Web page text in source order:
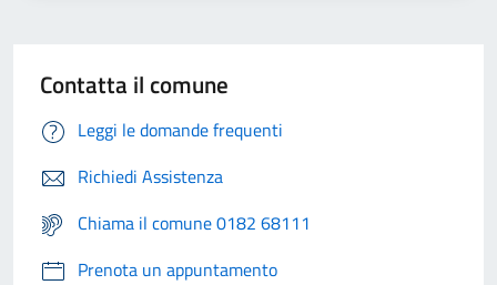
Contatta il comune
Leggi le domande frequenti
Richiedi Assistenza
Chiama il comune 0182 68111
Prenota un appuntamento